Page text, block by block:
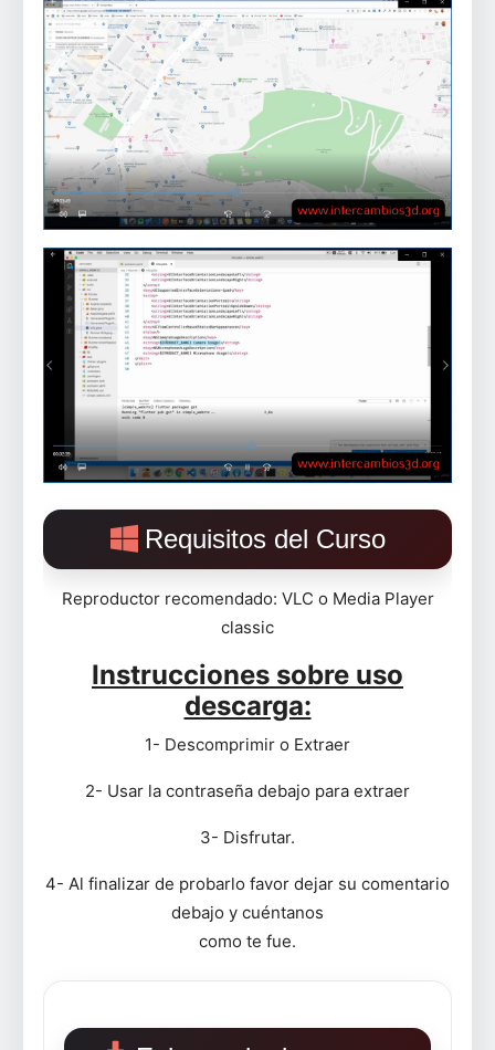
Requisitos del Curso
Reproductor recomendado: VLC o Media Player
classic
Instrucciones sobre uso
descarga:
1- Descomprimir o Extraer
2- Usar la contraseña debajo para extraer
3- Disfrutar.
4- Al finalizar de probarlo favor dejar su comentario
debajo y cuéntanos
como te fue.